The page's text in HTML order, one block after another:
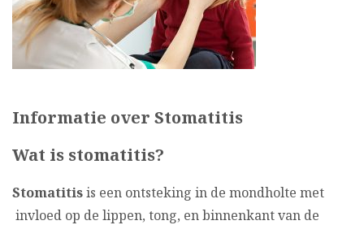
Informatie over Stomatitis
Wat is stomatitis?
Stomatitisis een ontsteking in de mondholte met
invloed op de lippen, tong, en binnenkant van de